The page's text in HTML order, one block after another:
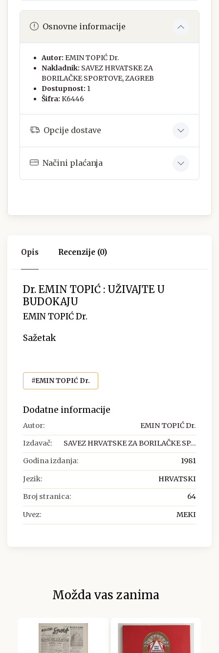
Osnovne informacije
Autor: EMIN TOPIĆ Dr.
Nakladnik: SAVEZ HRVATSKE ZA
BORILAČKE SPORTOVE, ZAGREB
Dostupnost: 1
Šifra: K6446
Opcije dostave
Načini plaćanja
Opis Recenzije (0)
Dr. EMIN TOPIĆ : UŽIVAJTE U
BUDOKAJU
EMIN TOPIĆ Dr.
Sažetak
#EMIN TOPIĆ Dr.
Dodatne informacije
Autor: EMIN TOPIĆ Dr.
Izdavač: SAVEZ HRVATSKE ZA BORILAČKE SP...
Godina izdanja: 1981
Jezik: HRVATSKI
Broj stranica: 64
Uvez: MEKI
Možda vas zanima